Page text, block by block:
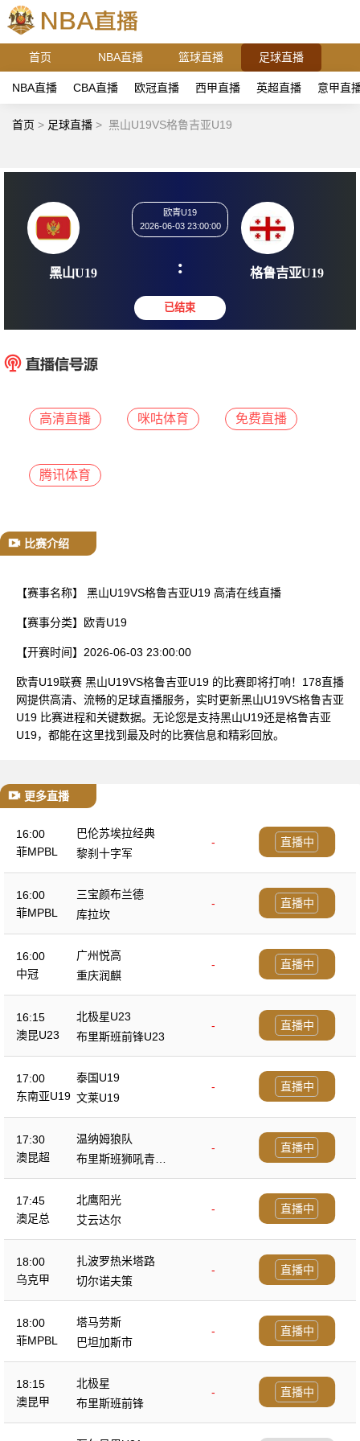
首页 NBA直播 篮球直播 足球直播
NBA直播 CBA直播 欧冠直播 西甲直播 英超直播 意甲直
首页 > 足球直播 > 黑山U19VS格鲁吉亚U19
黑山U19
2026-06-03 23:00:00
: 格鲁吉
高清直播 咪咕体育 免费直播
腾讯体育
比赛介绍
【赛事名称】 黑山U19VS格鲁吉亚U19 高清在线直播
【赛事分类】 欧青U19
【开赛时间】 2026-06-03 23:00:00
欧青U19联赛 黑山U19VS格鲁吉亚U19 的比赛即将打响！178直播
网提供高清、流畅的足球直播服务，实时更新黑山U19VS格鲁吉亚
U19 比赛进程和关键数据。无论您是支持黑山U19还是格鲁吉亚
U19，都能在这里找到最及时的比赛信息和精彩回放。
更多直播
16:00
菲MPBL
巴伦苏埃拉经典
-
黎刹十字军
直播中
16:00
菲MPBL
三宝颜布兰德
-
库拉坎
直播中
16:00
中冠
广州悦高
-
重庆润麒
直播中
16:15
澳昆U23
北极星U23
-
布里斯班前锋U23
直播中
17:00
东南亚U19
泰国U19
-
文莱U19
直播中
17:30
澳昆超
温纳姆狼队
-
布里斯班狮吼青年
队
直播中
17:45
澳足总
北鹰阳光
-
艾云达尔
直播中
18:00
乌克甲
扎波罗热米塔路
-
切尔诺夫策
直播中
18:00
菲MPBL
塔马劳斯
-
巴坦加斯市
直播中
18:15
澳昆甲
北极星
-
布里斯班前锋
直播中